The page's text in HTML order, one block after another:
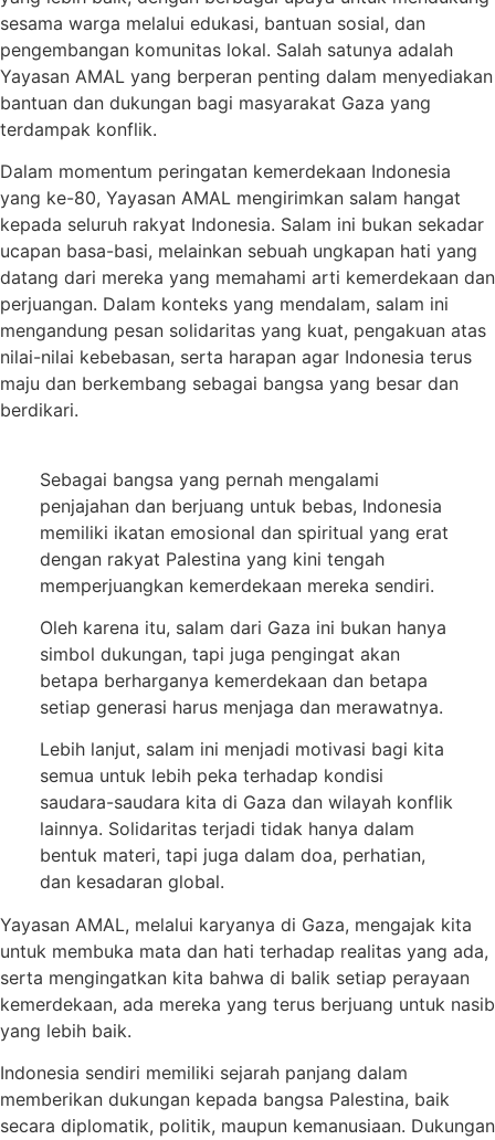
sesama warga melalui edukasi, bantuan sosial, dan
pengembangan komunitas lokal. Salah satunya adalah
Yayasan AMAL yang berperan penting dalam menyediakan
bantuan dan dukungan bagi masyarakat Gaza yang
terdampak konflik.
Dalam momentum peringatan kemerdekaan Indonesia
yang ke-80, Yayasan AMAL mengirimkan salam hangat
kepada seluruh rakyat Indonesia. Salam ini bukan sekadar
ucapan basa-basi, melainkan sebuah ungkapan hati yang
datang dari mereka yang memahami arti kemerdekaan dan
perjuangan. Dalam konteks yang mendalam, salam ini
mengandung pesan solidaritas yang kuat, pengakuan atas
nilai-nilai kebebasan, serta harapan agar Indonesia terus
maju dan berkembang sebagai bangsa yang besar dan
berdikari.
Sebagai bangsa yang pernah mengalami
penjajahan dan berjuang untuk bebas, Indonesia
memiliki ikatan emosional dan spiritual yang erat
dengan rakyat Palestina yang kini tengah
memperjuangkan kemerdekaan mereka sendiri.
Oleh karena itu, salam dari Gaza ini bukan hanya
simbol dukungan, tapi juga pengingat akan
betapa berharganya kemerdekaan dan betapa
setiap generasi harus menjaga dan merawatnya.
Lebih lanjut, salam ini menjadi motivasi bagi kita
semua untuk lebih peka terhadap kondisi
saudara-saudara kita di Gaza dan wilayah konflik
lainnya. Solidaritas terjadi tidak hanya dalam
bentuk materi, tapi juga dalam doa, perhatian,
dan kesadaran global.
Yayasan AMAL, melalui karyanya di Gaza, mengajak kita
untuk membuka mata dan hati terhadap realitas yang ada,
serta mengingatkan kita bahwa di balik setiap perayaan
kemerdekaan, ada mereka yang terus berjuang untuk nasib
yang lebih baik.
Indonesia sendiri memiliki sejarah panjang dalam
memberikan dukungan kepada bangsa Palestina, baik
secara diplomatik, politik, maupun kemanusiaan. Dukungan